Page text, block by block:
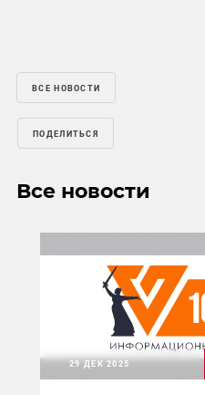
ВСЕ НОВОСТИ
ПОДЕЛИТЬСЯ
Все новости
29 ДЕК 2025